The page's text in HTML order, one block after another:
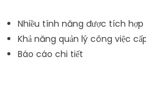
Nhiều tính năng được tích hợp
Khả năng quản lý công việc
Báo cáo chi tiết